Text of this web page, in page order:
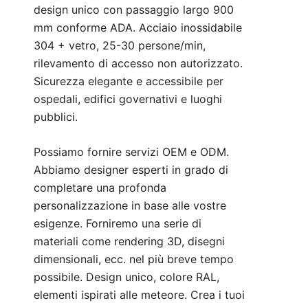
design unico con passaggio largo 900
mm conforme ADA. Acciaio inossidabile
304 + vetro, 25-30 persone/min,
rilevamento di accesso non autorizzato.
Sicurezza elegante e accessibile per
ospedali, edifici governativi e luoghi
pubblici.
Possiamo fornire servizi OEM e ODM.
Abbiamo designer esperti in grado di
completare una profonda
personalizzazione in base alle vostre
esigenze. Forniremo una serie di
materiali come rendering 3D, disegni
dimensionali, ecc. nel più breve tempo
possibile. Design unico, colore RAL,
elementi ispirati alle meteore. Crea i tuoi